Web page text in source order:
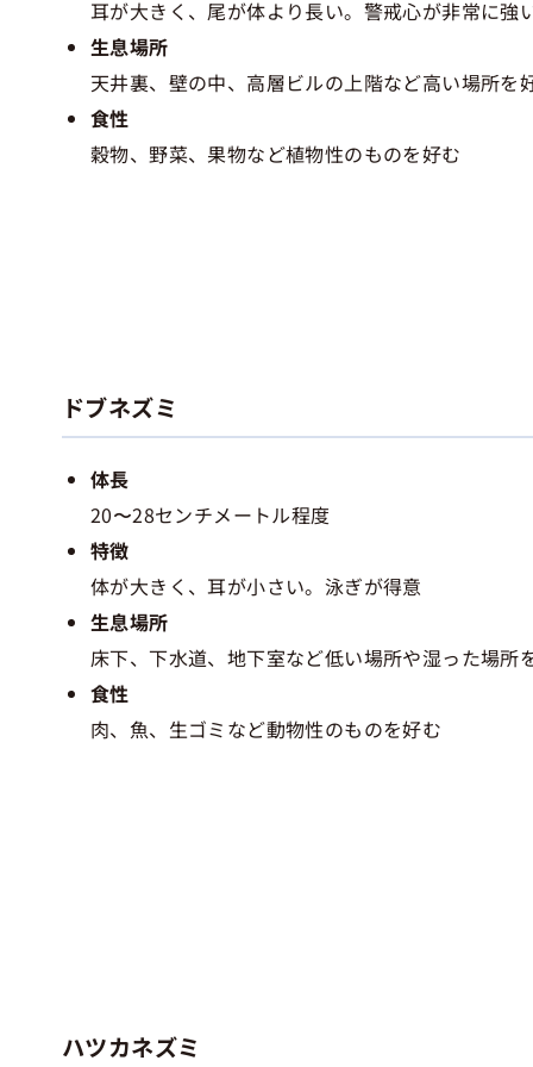
耳が大きく、尾が体より長い。警戒心が非常に強
生息場所
天井裏、壁の中、高層ビルの上階など高い場所を
食性
穀物、野菜、果物など植物性のものを好む
ドブネズミ
体長
20〜28センチメートル程度
特徴
体が大きく、耳が小さい。泳ぎが得意
生息場所
床下、下水道、地下室など低い場所や湿った場所
食性
肉、魚、生ゴミなど動物性のものを好む
ハツカネズミ